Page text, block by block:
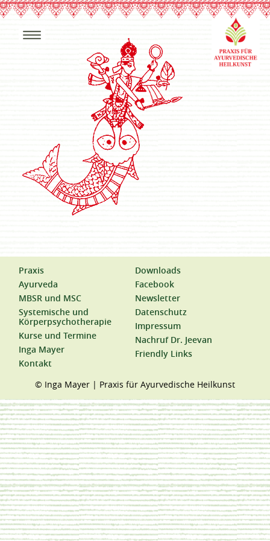
Praxis
Ayurveda
MBSR und MSC
Systemische und
Körperpsychotherapie
Kurse und Termine
Inga Mayer
Kontakt
Downloads
Facebook
Newsletter
Datenschutz
Impressum
Nachruf Dr. Jeevan
Friendly Links
© Inga Mayer | Praxis für Ayurvedische Heilkunst